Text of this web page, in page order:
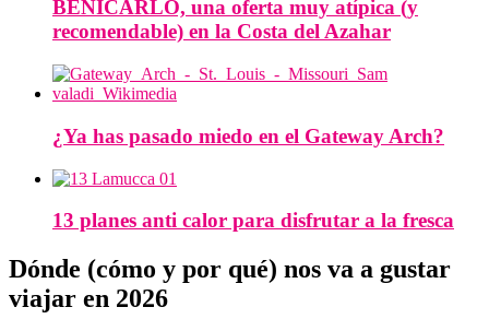
BENICARLÓ, una oferta muy atípica (y
recomendable) en la Costa del Azahar
¿Ya has pasado miedo en el Gateway Arch?
13 planes anti calor para disfrutar a la fresca
Dónde (cómo y por qué) nos va a gustar
viajar en 2026